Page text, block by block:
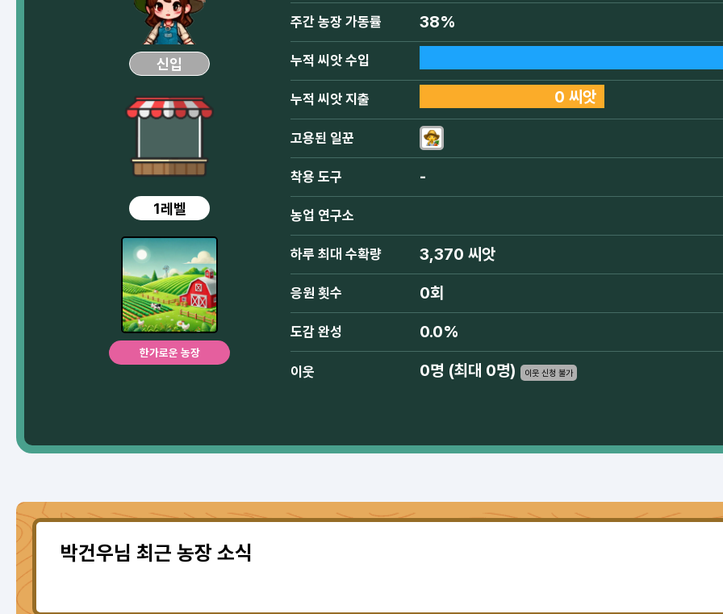
신입
1레벨
한가로운 농장
주간 농장 가동률 38%
누적 씨앗 수입
누적 씨앗 지출 0 씨앗
고용된 일꾼
착용 도구 -
농업 연구소
하루 최대 수확량 3,370 씨앗
응원 횟수 0회
도감 완성 0.0%
이웃 0명 (최대 0명) 이웃 신청 불가
박건우님 최근 농장 소식